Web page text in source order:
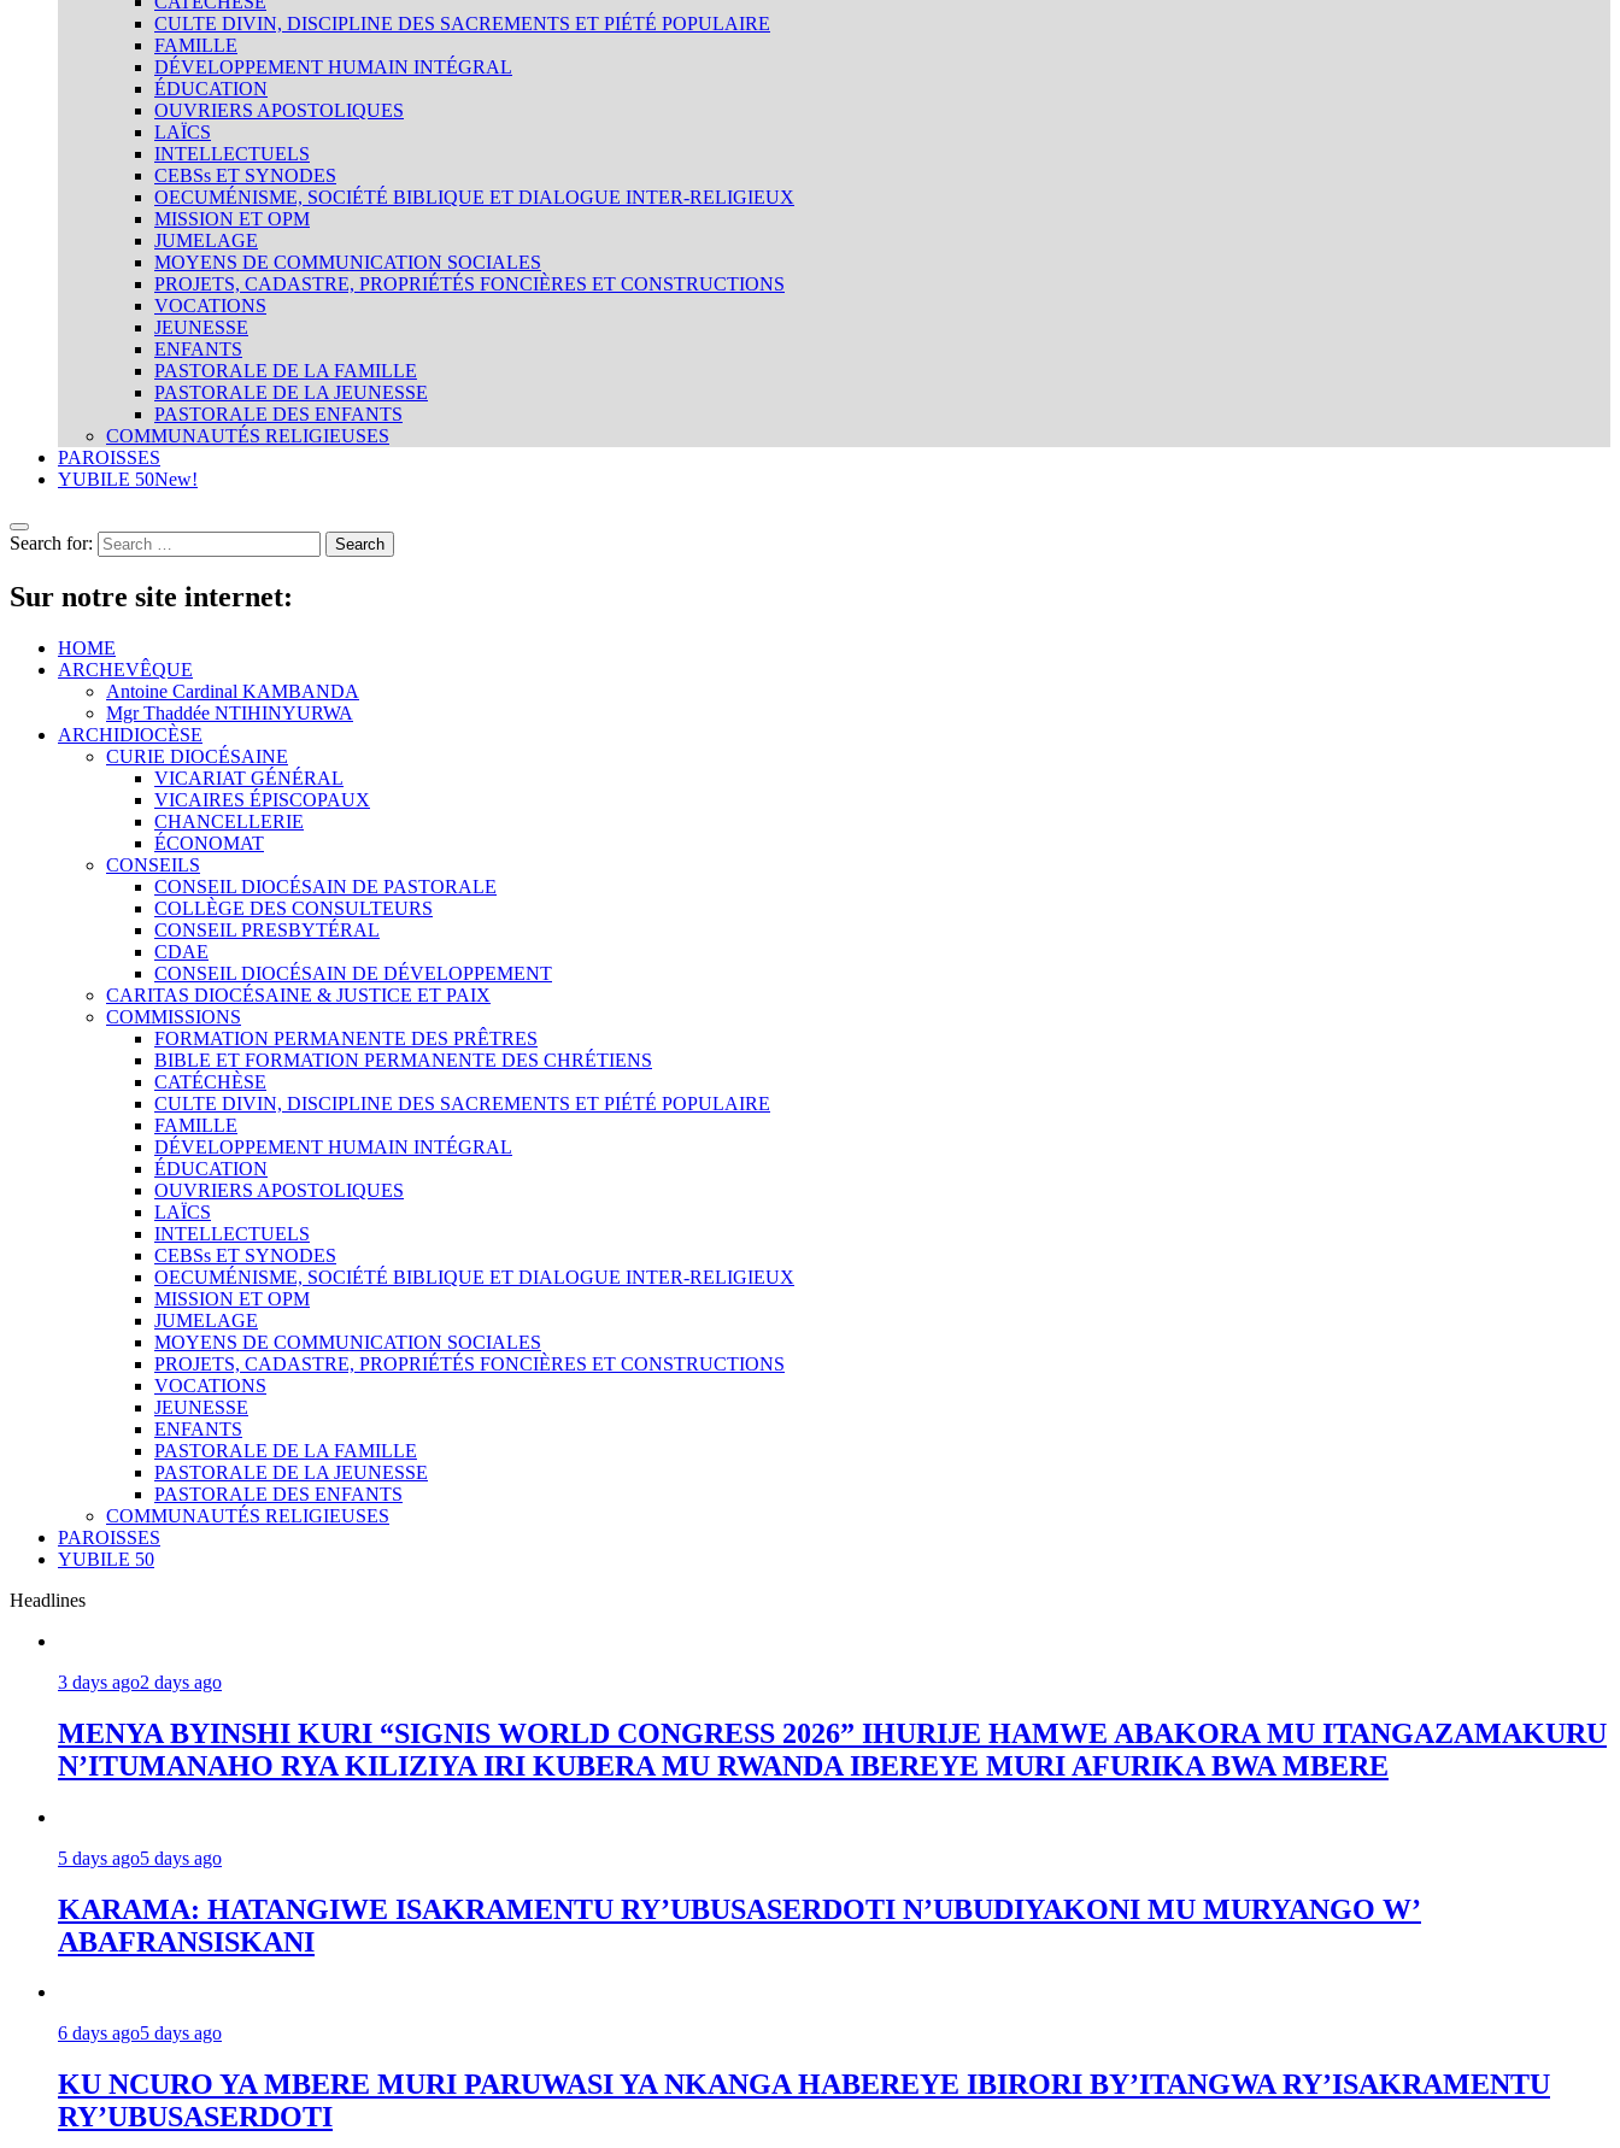
CULTE DIVIN, DISCIPLINE DES SACREMENTS ET PIÉTÉ POPULAIRE
FAMILLE
DÉVELOPPEMENT HUMAIN INTÉGRAL
ÉDUCATION
OUVRIERS APOSTOLIQUES
LAÏCS
INTELLECTUELS
CEBSs ET SYNODES
OECUMÉNISME, SOCIÉTÉ BIBLIQUE ET DIALOGUE INTER-RELIGIEUX
MISSION ET OPM
JUMELAGE
MOYENS DE COMMUNICATION SOCIALES
PROJETS, CADASTRE, PROPRIÉTÉS FONCIÈRES ET CONSTRUCTIONS
VOCATIONS
JEUNESSE
ENFANTS
PASTORALE DE LA FAMILLE
PASTORALE DE LA JEUNESSE
PASTORALE DES ENFANTS
COMMUNAUTÉS RELIGIEUSES
PAROISSES
YUBILE 50New!
Search for:
Sur notre site internet:
HOME
ARCHEVÊQUE
Antoine Cardinal KAMBANDA
Mgr Thaddée NTIHINYURWA
ARCHIDIOCÈSE
CURIE DIOCÉSAINE
VICARIAT GÉNÉRAL
VICAIRES ÉPISCOPAUX
CHANCELLERIE
ÉCONOMAT
CONSEILS
CONSEIL DIOCÉSAIN DE PASTORALE
COLLÈGE DES CONSULTEURS
CONSEIL PRESBYTÉRAL
CDAE
CONSEIL DIOCÉSAIN DE DÉVELOPPEMENT
CARITAS DIOCÉSAINE & JUSTICE ET PAIX
COMMISSIONS
FORMATION PERMANENTE DES PRÊTRES
BIBLE ET FORMATION PERMANENTE DES CHRÉTIENS
CATÉCHÈSE
CULTE DIVIN, DISCIPLINE DES SACREMENTS ET PIÉTÉ POPULAIRE
FAMILLE
DÉVELOPPEMENT HUMAIN INTÉGRAL
ÉDUCATION
OUVRIERS APOSTOLIQUES
LAÏCS
INTELLECTUELS
CEBSs ET SYNODES
OECUMÉNISME, SOCIÉTÉ BIBLIQUE ET DIALOGUE INTER-RELIGIEUX
MISSION ET OPM
JUMELAGE
MOYENS DE COMMUNICATION SOCIALES
PROJETS, CADASTRE, PROPRIÉTÉS FONCIÈRES ET CONSTRUCTIONS
VOCATIONS
JEUNESSE
ENFANTS
PASTORALE DE LA FAMILLE
PASTORALE DE LA JEUNESSE
PASTORALE DES ENFANTS
COMMUNAUTÉS RELIGIEUSES
PAROISSES
YUBILE 50
Headlines
3 days ago2 days ago
MENYA BYINSHI KURI “SIGNIS WORLD CONGRESS 2026” IHURIJE HAMWE ABAKORA MU ITANGAZAMAKURU
N’ITUMANAHO RYA KILIZIYA IRI KUBERA MU RWANDA IBEREYE MURI AFURIKA BWA MBERE
5 days ago5 days ago
KARAMA: HATANGIWE ISAKRAMENTU RY’UBUSASERDOTI N’UBUDIYAKONI MU MURYANGO W’
ABAFRANSISKANI
6 days ago5 days ago
KU NCURO YA MBERE MURI PARUWASI YA NKANGA HABEREYE IBIRORI BY’ITANGWA RY’ISAKRAMENTU
RY’UBUSASERDOTI